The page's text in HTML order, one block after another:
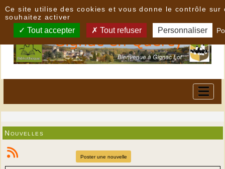
Nouvelles
Poster une nouvelle
Ce site utilise des cookies et vous donne le contrôle sur
souhaitez activer
Tout accepter Tout refuser Personnaliser